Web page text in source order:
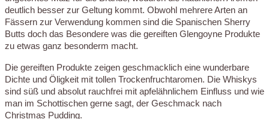
deutlich besser zur Geltung kommt. Obwohl mehrere Arten an
Fässern zur Verwendung kommen sind die Spanischen Sherry
Butts doch das Besondere was die gereiften Glengoyne Produkte
zu etwas ganz besonderm macht.
Die gereiften Produkte zeigen geschmacklich eine wunderbare
Dichte und Öligkeit mit tollen Trockenfruchtaromen. Die Whiskys
sind süß und absolut rauchfrei mit apfelähnlichem Einfluss und wie
man im Schottischen gerne sagt, der Geschmack nach
Christmas Pudding.